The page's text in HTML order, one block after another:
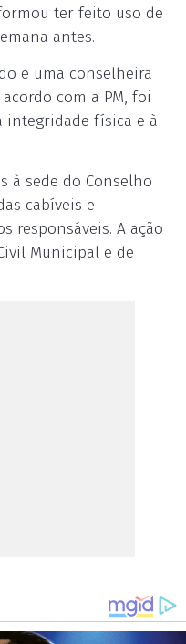
ter feito uso de
antes.
e uma conselheira
com a PM, foi
integridade física e à
à sede do Conselho
cabíveis e
responsáveis. A ação
Municipal e de